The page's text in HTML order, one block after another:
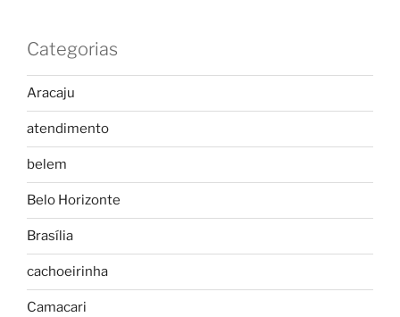
Categorias
Aracaju
atendimento
belem
Belo Horizonte
Brasília
cachoeirinha
Camacari